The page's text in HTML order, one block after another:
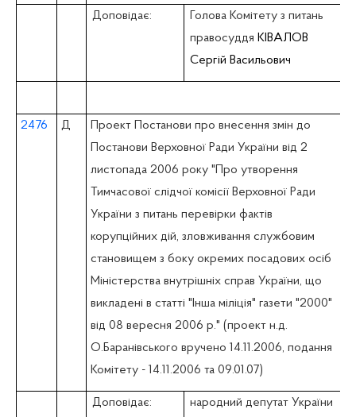
Доповідає:
Голова Комітету з питань
правосуддя КІВАЛОВ
Сергій Васильович
2476 Д
Проект Постанови про внесення змін до
Постанови Верховної Ради України від 2
листопада 2006 року "Про утворення
Тимчасової слідчої комісії Верховної Ради
України з питань перевірки фактів
корупційних дій, зловживання службовим
становищем з боку окремих посадових осіб
Міністерства внутрішніх справ України, що
викладені в статті "Інша міліція" газети "2000"
від 08 вересня 2006 р." (проект н.д.
О.Баранівського вручено 14.11.2006, подання
Комітету - 14.11.2006 та 09.01.07)
Доповідає:
народний депутат України